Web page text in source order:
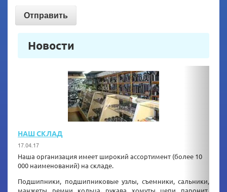
Отправить
Новости
НАШ СКЛАД
17.04.17
Наша организация имеет широкий ассортимент (более 10
000 наименований) на складе.
Подшипники, подшипниковые узлы, съемники, сальники,
манжеты, ремни, кольца, рукава, хомуты, цепи, паронит,